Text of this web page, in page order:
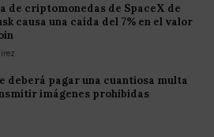
de criptomonedas de SpaceX de
causa una caída del 7% en el valor
deberá pagar una cuantiosa multa
imágenes prohibidas